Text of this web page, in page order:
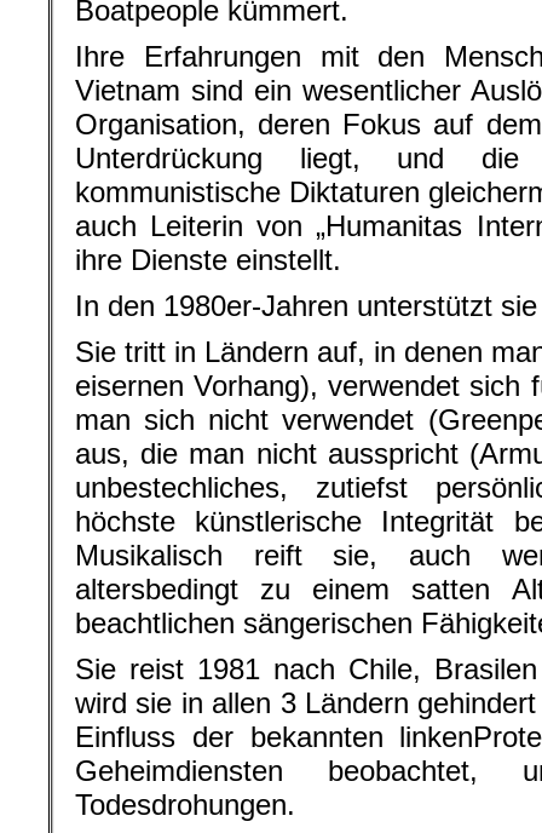
Boatpeople kümmert.
Ihre Erfahrungen mit den
Vietnam sind ein wesentlicher
Organisation, deren Fokus auf
Unterdrückung liegt, und
kommunistische Diktaturen
auch Leiterin von „Humanitas
ihre Dienste einstellt.
In den 1980er-Jahren unterstützt
Sie tritt in Ländern auf, in denen
eisernen Vorhang), verwendet sich
man sich nicht verwendet
aus, die man nicht ausspricht
unbestechliches, zutiefst
höchste künstlerische Integrität
Musikalisch reift sie, auch
altersbedingt zu einem satten
beachtlichen sängerischen
Sie reist 1981 nach Chile,
wird sie in allen 3 Ländern
Einfluss der bekannten
Geheimdiensten beobachtet,
Todesdrohungen.